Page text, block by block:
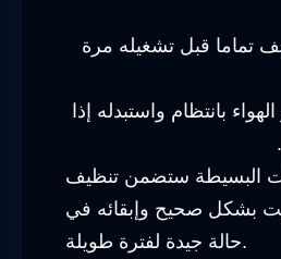
تماما قبل تشغيله مرة
بانتظام واستبدله إذا
البسيطة ستضمن تنظيف
بشكل صحيح وإبقائه في
حالة جيدة لفترة طويلة.